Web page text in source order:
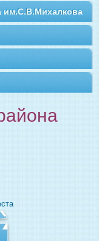
им.С.В.Михалкова